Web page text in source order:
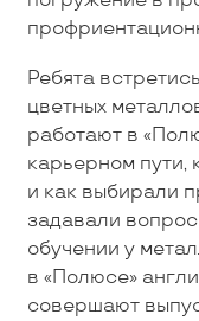
Ребята
цветных
работают в
карьерном пути,
и как выбирали
задавали
обучении у
в «Полюсе»
совершают